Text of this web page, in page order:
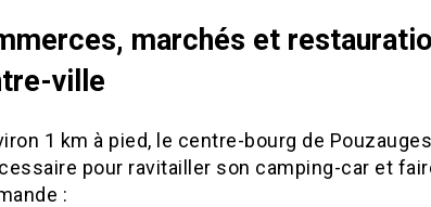
marchés et
ville
1 km à pied, le centre-bourg de
pour ravitailler son camping-car et
: